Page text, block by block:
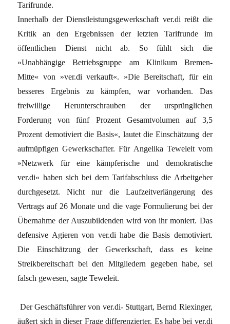
Tarifrunde.
Innerhalb der Dienstleistungsgewerkschaft ver.di reißt die
Kritik an den Ergebnissen der letzten Tarifrunde im
öffentlichen Dienst nicht ab. So fühlt sich die
»Unabhängige Betriebsgruppe am Klinikum Bremen-
Mitte« von »ver.di verkauft«. »Die Bereitschaft, für ein
besseres Ergebnis zu kämpfen, war vorhanden. Das
freiwillige Herunterschrauben der ursprünglichen
Forderung von fünf Prozent Gesamtvolumen auf 3,5
Prozent demotiviert die Basis«, lautet die Einschätzung der
aufmüpfigen Gewerkschafter. Für Angelika Teweleit vom
»Netzwerk für eine kämpferische und demokratische
ver.di« haben sich bei dem Tarifabschluss die Arbeitgeber
durchgesetzt. Nicht nur die Laufzeitverlängerung des
Vertrags auf 26 Monate und die vage Formulierung bei der
Übernahme der Auszubildenden wird von ihr moniert. Das
defensive Agieren von ver.di habe die Basis demotiviert.
Die Einschätzung der Gewerkschaft, dass es keine
Streikbereitschaft bei den Mitgliedern gegeben habe, sei
falsch gewesen, sagte Teweleit.
Der Geschäftsführer von ver.di- Stuttgart, Bernd Riexinger,
äußert sich in dieser Frage differenzierter. Es habe bei ver.di